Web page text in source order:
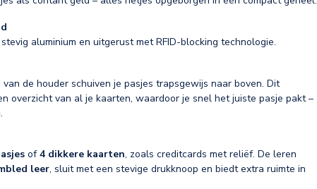
aluminium en uitgerust met RFID-blocking technologie.
de houder schuiven je pasjes trapsgewijs naar boven. Dit
overzicht van al je kaarten, waardoor je snel het juiste pasje pakt –
of4 dikkere kaarten, zoals creditcards met reliëf. De leren
leer, sluit met een stevige drukknoop en biedt extra ruimte in